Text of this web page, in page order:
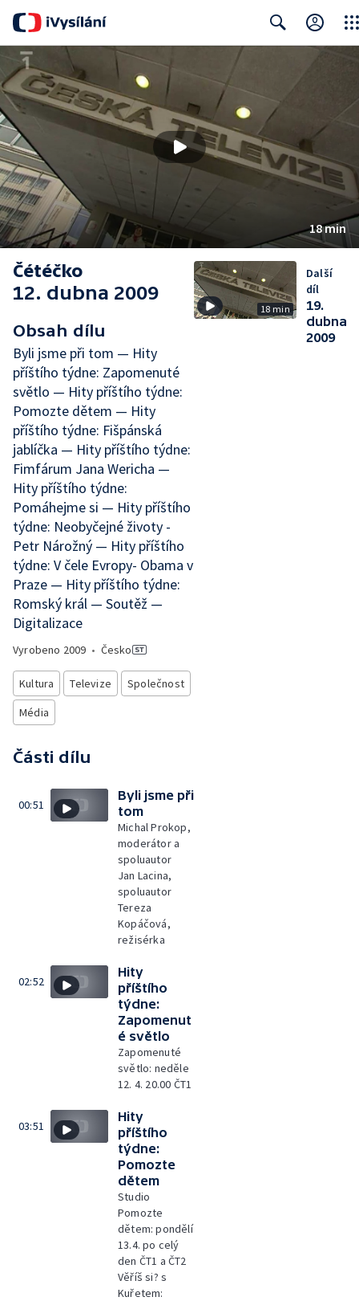
18 min
Čétéčko
12. dubna 2009
Obsah dílu
Byli jsme při tom — Hity
příštího týdne: Zapomenuté
světlo — Hity příštího týdne:
Pomozte dětem — Hity
příštího týdne: Fišpánská
jablíčka — Hity příštího týdne:
Fimfárum Jana Wericha —
Hity příštího týdne:
Pomáhejme si — Hity příštího
týdne: Neobyčejné životy -
Petr Nárožný — Hity příštího
týdne: V čele Evropy- Obama v
Praze — Hity příštího týdne:
Romský král — Soutěž —
Digitalizace
Vyrobeno 2009 • Česko
Kultura Televize
Společnost
Média
Části dílu
00:51
Byli jsme při
tom
Michal Prokop,
moderátor a
spoluautor
Jan Lacina,
spoluautor
Tereza
Kopáčová,
režisérka
02:52
Hity
příštího
týdne:
Zapomenut
é světlo
Zapomenuté
světlo: neděle
12. 4. 20.00 ČT1
03:51
Hity
příštího
týdne:
Pomozte
dětem
Studio
Pomozte
dětem: pondělí
13.4. po celý
den ČT1 a ČT2
Věříš si? s
Kuřetem:
18 min
Další
díl
19.
dubna
2009